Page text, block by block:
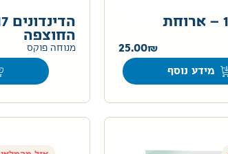
הדינדונים 18 – ארוחת
25.00
מידע נוסף
החוצפה
מנוחה פוקס